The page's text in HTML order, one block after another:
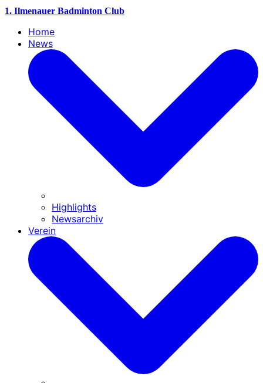
1. Ilmenauer Badminton Club
Home
News
Highlights
Newsarchiv
Verein